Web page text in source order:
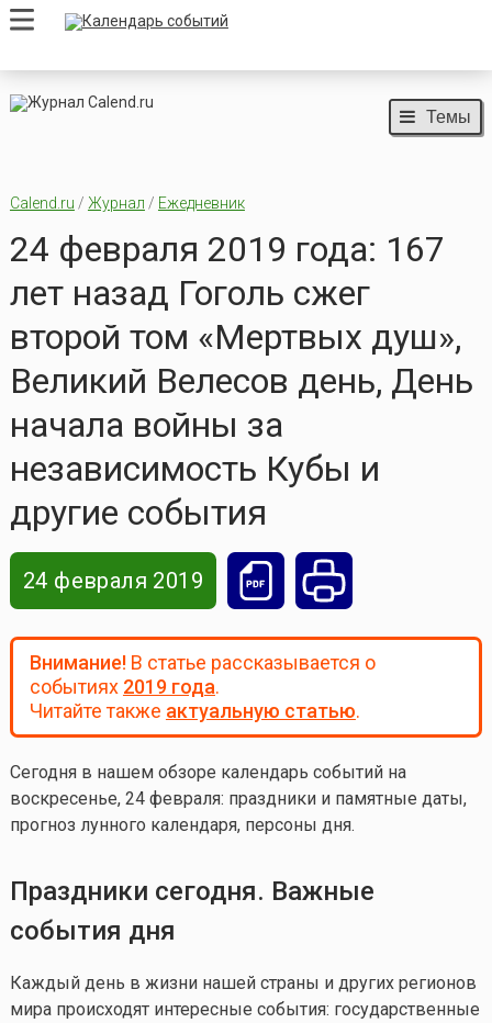
Темы
Calend.ru / Журнал / Ежедневник
24 февраля 2019 года: 167
лет назад Гоголь сжег
второй том «Мертвых душ»,
Великий Велесов день, День
начала войны за
независимость Кубы и
другие события
24 февраля 2019
Внимание!В статье рассказывается о
событиях 2019 года.
Читайте также актуальную статью.
Сегодня в нашем обзоре календарь событий на
воскресенье, 24 февраля: праздники и памятные даты,
прогноз лунного календаря, персоны дня.
Праздники сегодня. Важные
события дня
Каждый день в жизни нашей страны и других регионов
мира происходят интересные события: государственные